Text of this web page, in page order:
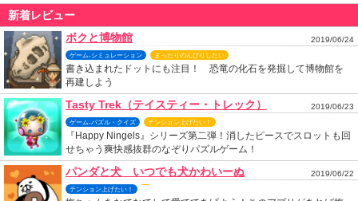
新着レビュー
ボクと博物館
2019/06/24
ゲーム-シミュレーション まったりのんびりしたい
書き込まれたドットにも注目！ 恐竜の化石を発掘して博物館を
再建しよう
Tasty Trek（テイスティー・トレック） 2019/06/23
ゲーム-パズル・クイズ テンション上げたい！
『Happy Ningels』シリーズ第二弾！消したピースでスロットも回
せちゃう爽快感抜群のなぞりパズルゲーム！
パンダと犬 いつでも犬かわいーぬ 2019/06/22
テンション上げたい！